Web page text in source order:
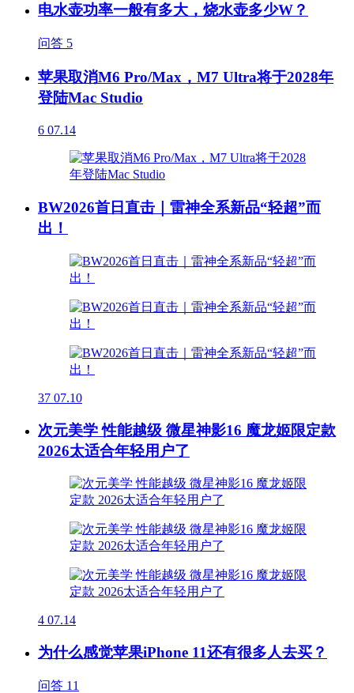
电水壶功率一般有多大，烧水壶多少W？
问答 5
苹果取消M6 Pro/Max，M7 Ultra将于2028年
登陆Mac Studio
6 07.14
BW2026首日直击｜雷神全系新品“轻超”而
出！
37 07.10
次元美学 性能越级 微星神影16 魔龙姬限定款
2026太适合年轻用户了
4 07.14
为什么感觉苹果iPhone 11还有很多人去买？
问答 11